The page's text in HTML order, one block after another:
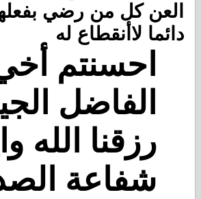
العن كل من رضي
دائما لاأنقطاع له
احسنتم
الفاضل
رزقنا الله
شفاعة